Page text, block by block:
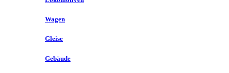
Wagen
Gleise
Gebäude